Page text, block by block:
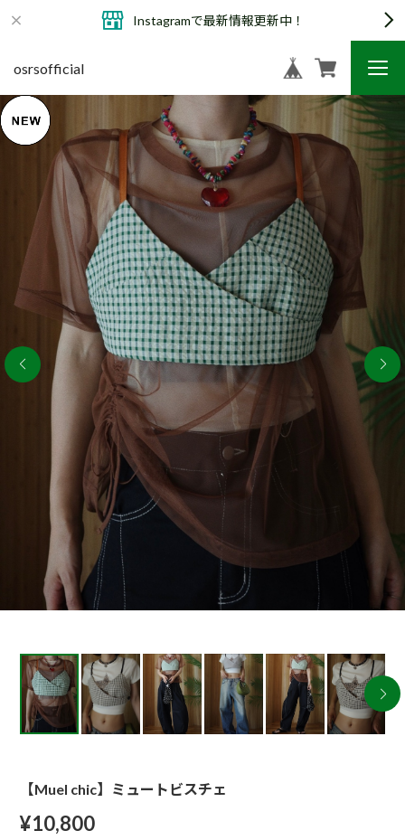
Instagramで最新情報更新中！
osrsofficial
【Muel chic】ミュートビスチェ
¥10,800